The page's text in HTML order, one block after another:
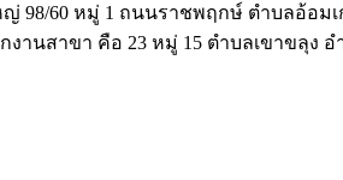
98/60 หมู่ 1 ถนนราชพฤกษ์ ตำบลอ้อมเ
งานสาขา คือ 23 หมู่ 15 ตำบลเขาขลุง อ